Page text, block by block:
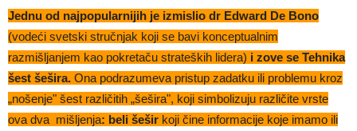
Jednu od najpopularnijih je izmislio dr Edward De Bono
(vodeći svetski stručnjak koji se bavi konceptualnim
razmišljanjem kao pokretaču strateških lidera) i zove se Tehnika
šest šešira. Ona podrazumeva pristup zadatku ili problemu kroz
„nošenjeʺ šest različitih „šeširaʺ, koji simbolizuju različite vrste
ova dva mišljenja: beli šešir koji čine informacije koje imamo ili